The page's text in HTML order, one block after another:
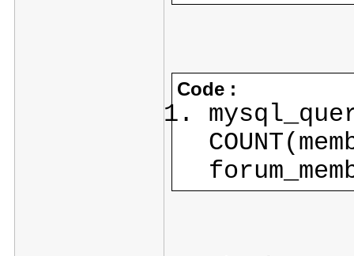
Code :